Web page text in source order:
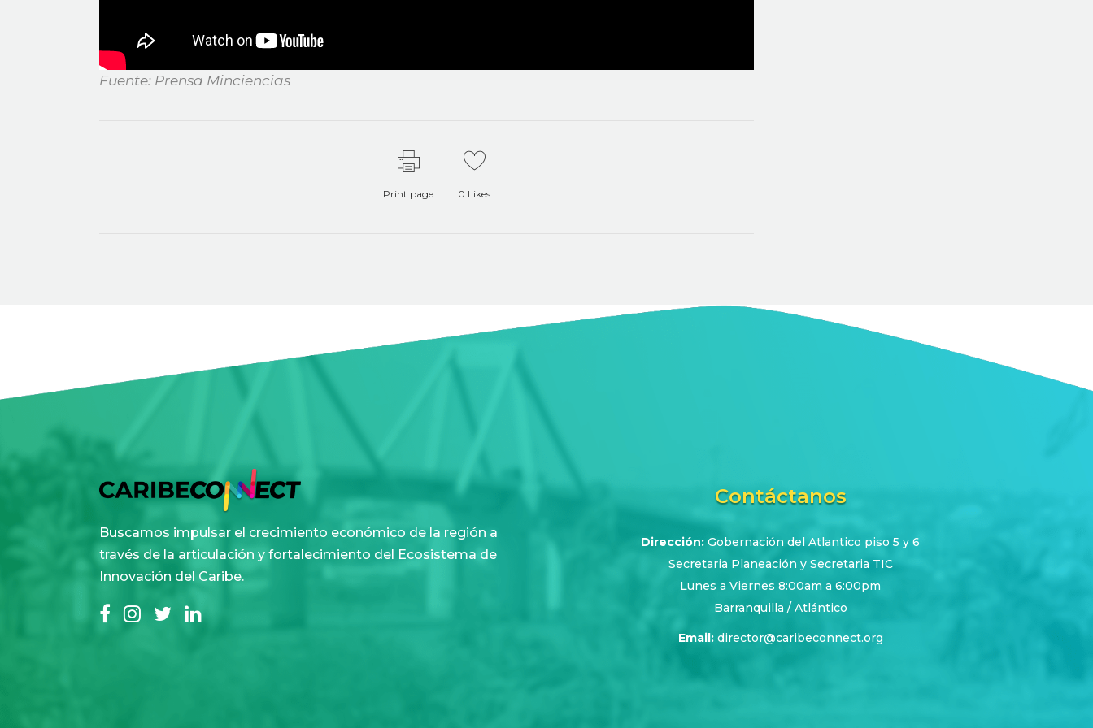
Fuente: Prensa Minciencias
Print page 0 Likes
Buscamos impulsar el crecimiento económico de la región a
través de la articulación y fortalecimiento del Ecosistema de
Innovación del Caribe.
Contáctanos
Dirección: Gobernación del Atlantico piso 5 y 6
Secretaria Planeación y Secretaria TIC
Lunes a Viernes 8:00am a 6:00pm
Barranquilla / Atlántico
Email: director@caribeconnect.org